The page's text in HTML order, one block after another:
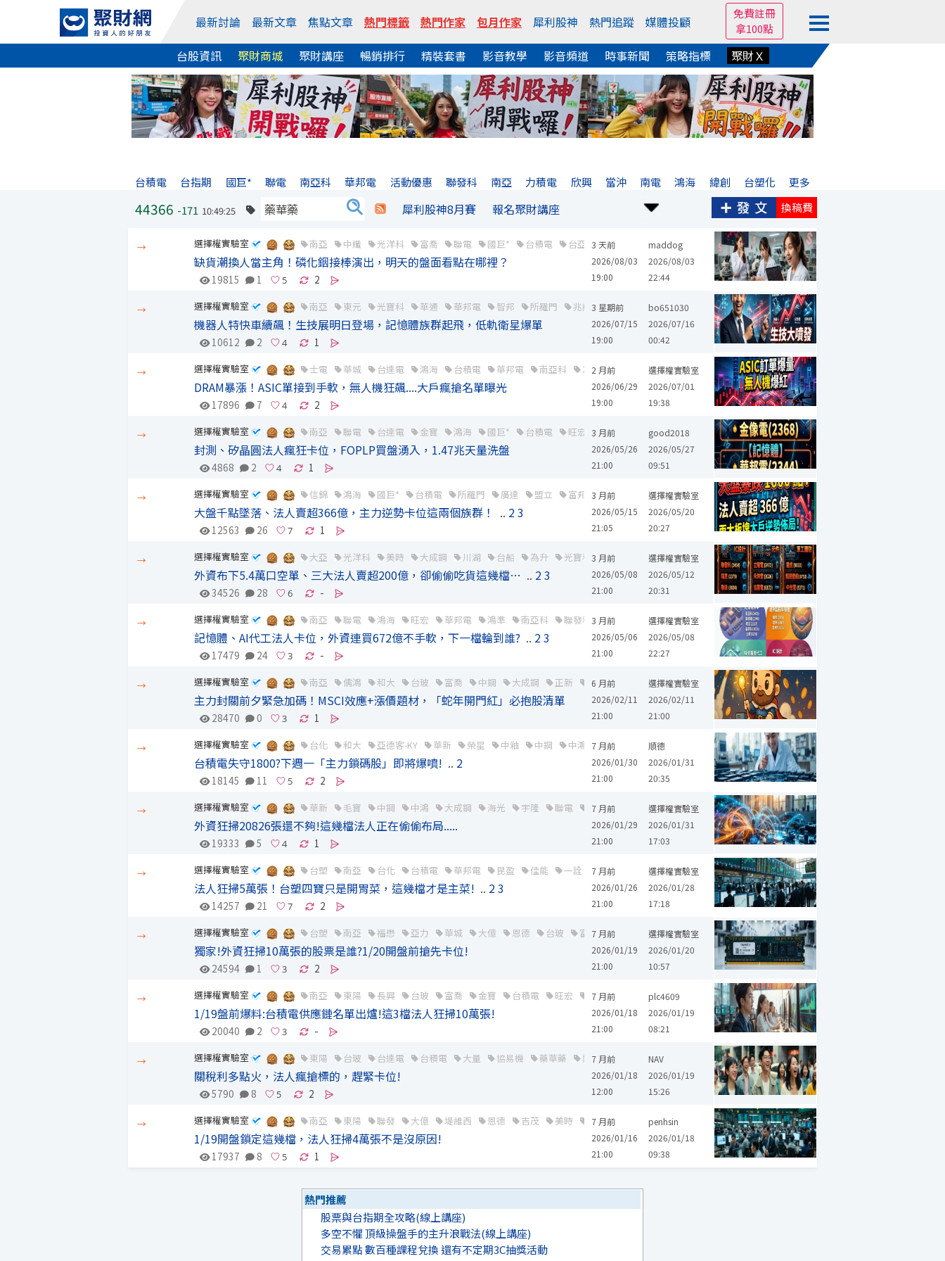
最新討論 最新文章 焦點文章 熱門標籤 熱門作家 包月作家 犀利股神 熱門追蹤 媒體投顧
免費註冊
拿100點
台股資訊 聚財商城 聚財講座 暢銷排行 精裝套書 影音教學 影音頻道 時事新聞 策略指標 聚財Ｘ
台積電 台指期 國巨* 聯電 南亞科 華邦電 活動優惠 聯發科 南亞 力積電 欣興 當沖 南電 鴻海 緯創 台塑化 更多
44366 -171 10:49:25 犀利股神8月賽 報名聚財講座 換稿費
→ 選擇權實驗室 南亞 中纖 光洋科 富喬 聯電 國巨* 台積電 台亞 聯發科 全新 慧洋-KY 兆豐金 豐達科 晶豪科
3 天前
2026/08/03
19:00
缺貨潮換人當主角！磷化銦接棒演出，明天的盤面看點在哪裡？
19815 1 2
maddog
2026/08/03
22:44
→ 選擇權實驗室 南亞 東元 光寶科 華通 華邦電 智邦 所羅門 兆赫 凱基金 晶豪科 天良 馬光-KY 國光生
3 星期前
2026/07/15
19:00
機器人特快車續飆！生技展明日登場，記憶體族群起飛，低軌衛星爆單
10612 2 1
bo651030
2026/07/16
00:42
→ 選擇權實驗室 士電 華城 台達電 鴻海 台積電 華邦電 南亞科 友達 亞航 漢翔 弘塑 錦明 創意
2 月前
2026/06/29
19:00
DRAM暴漲！ASIC單接到手軟，無人機狂飆....大戶瘋搶名單曝光
17896 7 2
選擇權實驗室
2026/07/01
19:38
→ 選擇權實驗室 南亞 聯電 台達電 金寶 鴻海 國巨* 台積電 旺宏 華邦電 金像電 友達 聯發科 盟立 富邦金
3 月前
2026/05/26
21:00
封測、矽晶圓法人瘋狂卡位，FOPLP買盤湧入，1.47兆天量洗盤
4868 2 1
good2018
2026/05/27
09:51
→ 選擇權實驗室 信錦 鴻海 國巨* 台積電 所羅門 廣達 盟立 富邦金 台新新光金 豐達科 大立光 日電貿 昇達科
3 月前
2026/05/15
21:05
大盤千點墜落、法人賣超366億，主力逆勢卡位這兩個族群！ .. 23
12563 26 1
選擇權實驗室
2026/05/20
20:27
→ 選擇權實驗室 大亞 光洋科 美時 大成鋼 川湖 台船 為升 光寶科 台達電 鴻海 國巨* 台積電 智邦 瑞昱
3 月前
2026/05/08
21:00
外資布下5.4萬口空單、三大法人賣超200億，卻偷偷吃貨這幾檔… .. 23
34526 28 -
選擇權實驗室
2026/05/12
20:31
→ 選擇權實驗室 南亞 聯電 鴻海 旺宏 華邦電 鴻準 南亞科 聯發科 晶豪科 奇鋐 健策 信驊 世界 力成
3 月前
2026/05/06
21:00
記憶體、AI代工法人卡位，外資連買672億不手軟，下一檔輪到誰? .. 23
17479 24 -
選擇權實驗室
2026/05/08
22:27
→ 選擇權實驗室 南亞 儒鴻 和大 台玻 富喬 中鋼 大成鋼 正新 旺宏 華邦電 智邦 台光電 南亞科 華航
6 月前
2026/02/11
21:00
主力封關前夕緊急加碼！MSCI效應+漲價題材，「蛇年開門紅」必抱股清單
28470 0 1
選擇權實驗室
2026/02/11
21:00
→ 選擇權實驗室 台化 和大 亞德客-KY 華新 榮星 中釉 中鋼 中鴻 大成鋼 海光 宇隆 聯電 鴻海 台積電
7 月前
2026/01/30
21:00
台積電失守1800?下週一「主力鎖碼股」即將爆噴! .. 2
18145 11 2
順德
2026/01/31
20:35
→ 選擇權實驗室 華新 毛寶 中鋼 中鴻 大成鋼 海光 宇隆 聯電 旺宏 華邦電 南亞科 一詮 長榮航 信邦
7 月前
2026/01/29
21:00
外資狂掃20826張還不夠!這幾檔法人正在偷偷布局.....
19333 5 1
選擇權實驗室
2026/01/31
17:03
→ 選擇權實驗室 台塑 南亞 台化 台積電 華邦電 昆盈 佳能 一詮 瑞軒 三商家購 晶豪科 威剛 達明 藥華藥
7 月前
2026/01/26
21:00
法人狂掃5萬張！台塑四寶只是開胃菜，這幾檔才是主菜! .. 23
14257 21 2
選擇權實驗室
2026/01/28
17:18
→ 選擇權實驗室 台塑 南亞 福懋 亞力 華城 大億 恩德 台玻 富喬 台達電 金寶 旺宏 華邦電 菱生 南亞科
7 月前
2026/01/19
21:00
獨家!外資狂掃10萬張的股票是誰?1/20開盤前搶先卡位!
24594 1 2
選擇權實驗室
2026/01/20
10:57
→ 選擇權實驗室 南亞 東陽 長興 台玻 富喬 金寶 台積電 旺宏 廣達 晶豪科 創意 昇達科 日月光投控
7 月前
2026/01/18
21:00
1/19盤前爆料:台積電供應鏈名單出爐!這3檔法人狂掃10萬張!
20040 2 -
plc4609
2026/01/19
08:21
→ 選擇權實驗室 東陽 台玻 台達電 台積電 大量 協易機 藥華藥 熱門飆股 爆賺飆股 熱門投資標的 熱門題材 爆漲潛力股
7 月前
2026/01/18
12:00
關稅利多點火，法人瘋搶標的，趕緊卡位!
5790 8 2
NAV
2026/01/19
15:26
→ 選擇權實驗室 南亞 東陽 聯發 大億 堤維西 恩德 吉茂 美時 台玻 世德 台達電 鴻海 台積電 廣達
7 月前
2026/01/16
21:00
1/19開盤鎖定這幾檔，法人狂掃4萬張不是沒原因!
17937 8 1
penhsin
2026/01/18
09:38
熱門推薦
股票與台指期全攻略(線上講座)
多空不懼 頂級操盤手的主升浪戰法(線上講座)
交易累點 數百種課程兌換 還有不定期3C抽獎活動